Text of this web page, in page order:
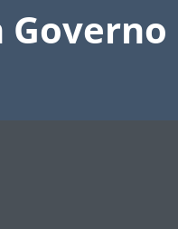
Governo